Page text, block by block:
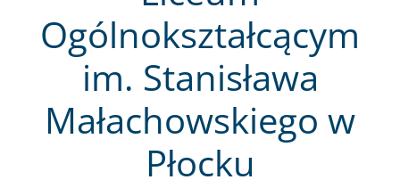
Ogólnokształcącym
im. Stanisława
Małachowskiego w
Płocku